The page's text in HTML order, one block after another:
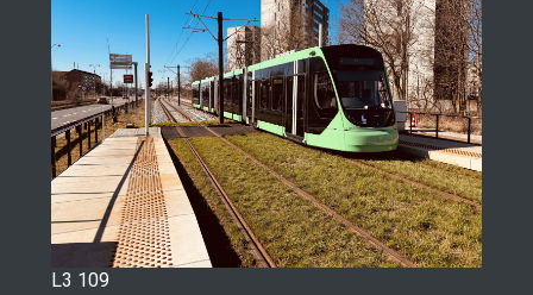
L3 109